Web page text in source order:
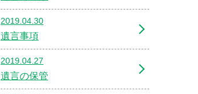
2019.04.30
遺言事項
2019.04.27
遺言の保管